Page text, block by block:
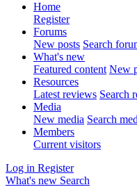
Home
Register
Forums
New posts Search
What's new
Featured content New
Resources
Latest reviews Search
Media
New media Search
Members
Current visitors
Log in Register
What's new Search